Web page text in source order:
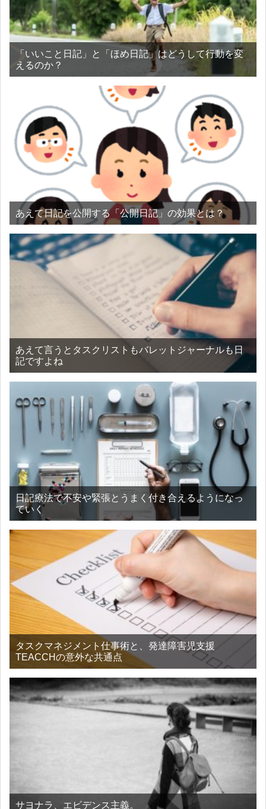
「いいこと日記」と「ほめ日記」はどうして行動を変
えるのか？
あえて日記を公開する「公開日記」の効果とは？
あえて言うとタスクリストもバレットジャーナルも日
記ですよね
日記療法で不安や緊張とうまく付き合えるようになっ
ていく
タスクマネジメント仕事術と、発達障害児支援
TEACCHの意外な共通点
サヨナラ、エビデンス主義。